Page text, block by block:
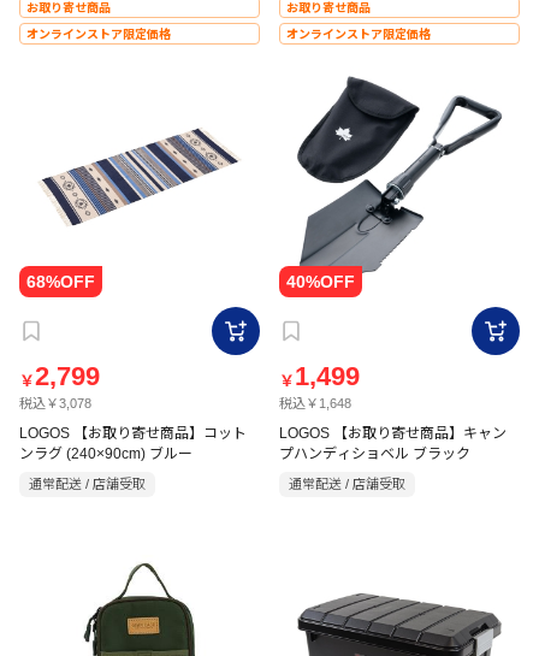
お取り寄せ商品
オンラインストア限定価格
￥2,799
税込￥3,078
LOGOS 【お取り寄せ商品】コット
ンラグ (240×90cm) ブルー
通常配送 / 店舗受取
お取り寄せ商品
オンラインストア限定価格
￥ 1,499
税込￥1,648
LOGOS 【お取り寄せ商品】キャン
プハンディショベル ブラック
通常配送 / 店舗受取